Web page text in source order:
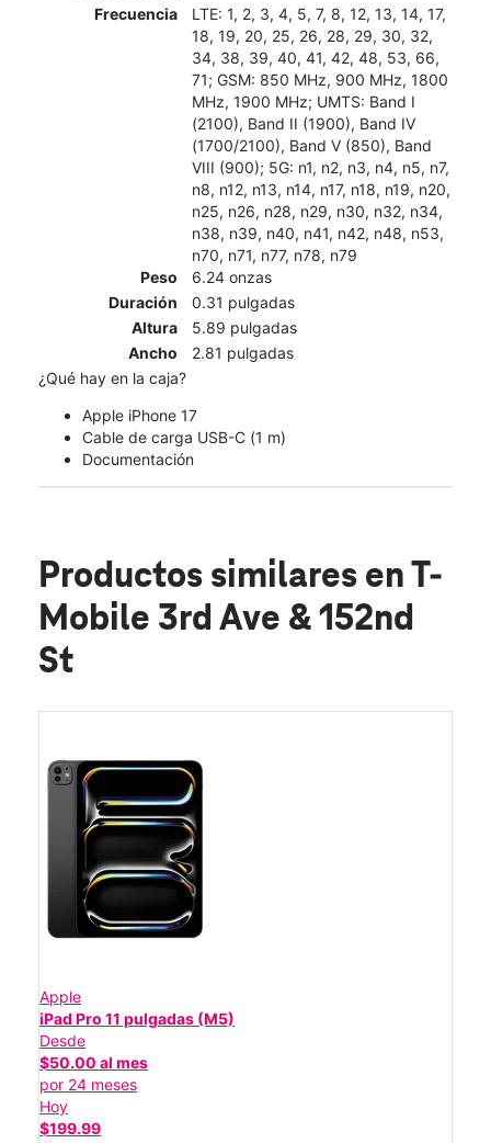
Frecuencia
LTE: 1, 2, 3, 4, 5, 7, 8, 12, 13, 14, 17,
18, 19, 20, 25, 26, 28, 29, 30, 32,
34, 38, 39, 40, 41, 42, 48, 53, 66,
71; GSM: 850 MHz, 900 MHz, 1800
MHz, 1900 MHz; UMTS: Band I
(2100), Band II (1900), Band IV
(1700/2100), Band V (850), Band
VIII (900); 5G: n1, n2, n3, n4, n5, n7,
n8, n12, n13, n14, n17, n18, n19, n20,
n25, n26, n28, n29, n30, n32, n34,
n38, n39, n40, n41, n42, n48, n53,
n70, n71, n77, n78, n79
Peso
6.24 onzas
Duración
0.31 pulgadas
Altura
5.89 pulgadas
Ancho
2.81 pulgadas
¿Qué hay en la caja?
Apple iPhone 17
Cable de carga USB-C (1 m)
Documentación
Productos similares en T-
Mobile 3rd Ave & 152nd
St
Apple
iPad Pro 11 pulgadas (M5)
Desde
$50.00 al mes
por 24 meses
Hoy
$199.99